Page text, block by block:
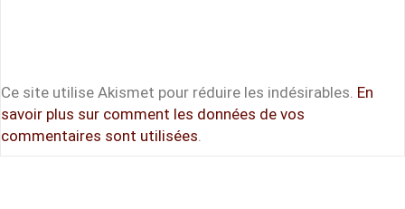
Ce site utilise Akismet pour réduire les indésirables. En
savoir plus sur comment les données de vos
commentaires sont utilisées